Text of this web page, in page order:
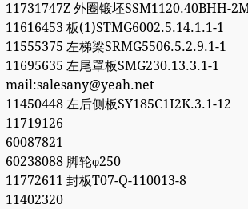
11731747Z 外圈锻坯SSM1120.40BHH-
11616453 板(1)STMG6002.5.14.1.1-1
11555375 左梯梁SRMG5506.5.2.9.1-1
11695635 左尾罩板SMG230.13.3.1-1
mail:salesany@yeah.net
11450448 左后侧板SY185C1I2K.3.1-12
11719126
60087821
60238088 脚轮φ250
11772611 封板T07-Q-110013-8
11402320